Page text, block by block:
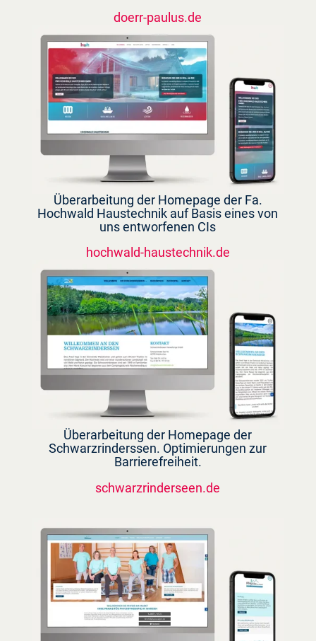
doerr-paulus.de
Überarbeitung der Homepage der Fa.
Hochwald Haustechnik auf Basis eines von
uns entworfenen CIs
hochwald-haustechnik.de
Überarbeitung der Homepage der
Schwarzrinderssen. Optimierungen zur
Barrierefreiheit.
schwarzrinderseen.de